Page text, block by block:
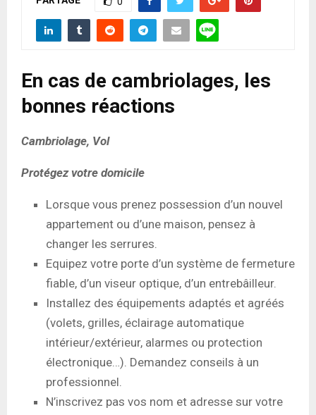
En cas de cambriolages, les
bonnes réactions
Cambriolage, Vol
Protégez votre domicile
Lorsque vous prenez possession d’un nouvel
appartement ou d’une maison, pensez à
changer les serrures.
Equipez votre porte d’un système de fermeture
fiable, d’un viseur optique, d’un entrebâilleur.
Installez des équipements adaptés et agréés
(volets, grilles, éclairage automatique
intérieur/extérieur, alarmes ou protection
électronique…). Demandez conseils à un
professionnel.
N’inscrivez pas vos nom et adresse sur votre